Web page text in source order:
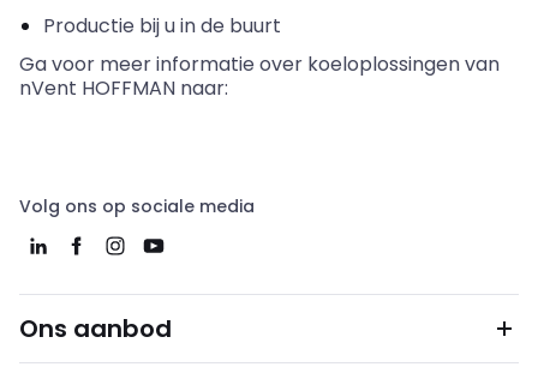
Productie bij u in de buurt
Ga voor meer informatie over koeloplossingen van
nVent HOFFMAN naar:
Volg ons op sociale media
Ons aanbod